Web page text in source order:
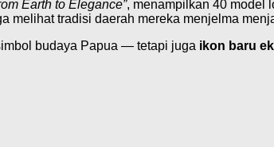
Earth to Elegance”, menampilkan 40 model
melihat tradisi daerah mereka menjelma
budaya Papua — tetapi juga ikon baru